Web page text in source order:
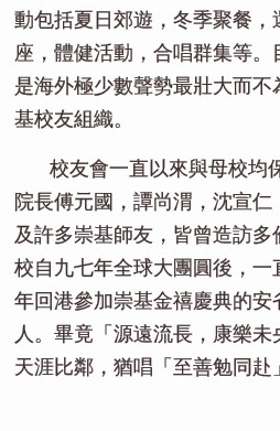
動包括夏日郊遊，冬季聚餐
座，體健活動，合唱群集等
是海外極少數聲勢最壯大而
基校友組織。
校友會一直以來與母校均
院長傅元國，譚尚渭，沈宣
及許多崇基師友，皆曾造訪
校自九七年全球大團圓後，
年回港參加崇基金禧慶典的
人。畢竟「源遠流長，康樂未
天涯比鄰，猶唱「至善勉同赴